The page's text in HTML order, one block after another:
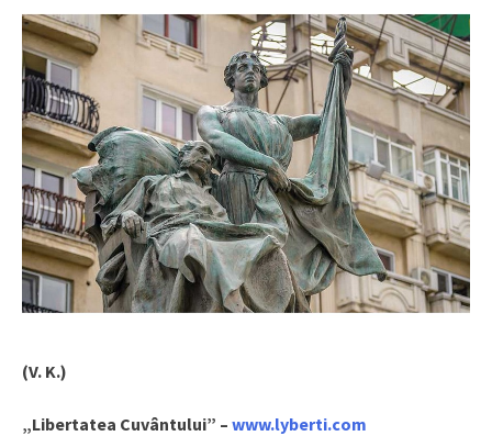
(V. K.)
„Libertatea Cuvântului” – www.lyberti.com